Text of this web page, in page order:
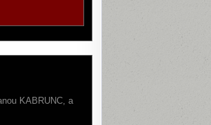
KABRUNC, a